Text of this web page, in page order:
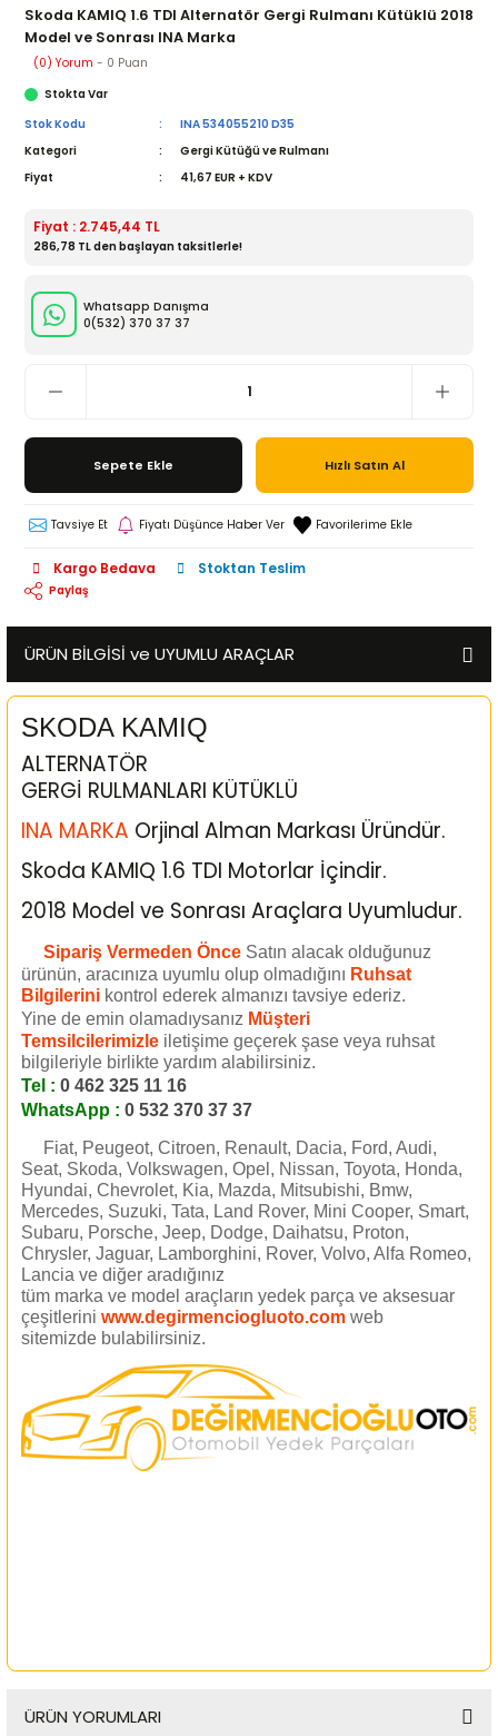
Skoda KAMIQ 1.6 TDI Alternatör Gergi Rulmanı Kütüklü 2018
Model ve Sonrası INA Marka
(0) Yorum - 0 Puan
Stokta Var
Stok Kodu
INA 534055210 D35
Kategori
Gergi Kütüğü ve Rulmanı
Fiyat
41,67 EUR + KDV
Fiyat : 2.745,44 TL
286,78 TL den başlayan taksitlerle!
Whatsapp Danışma
0(532) 370 37 37
Sepete Ekle Hızlı Satın Al
Tavsiye Et Fiyatı Düşünce Haber Ver
Kargo Bedava Stoktan Teslim
Paylaş
ÜRÜN BİLGİSİ ve UYUMLU ARAÇLAR
SKODA KAMIQ
ALTERNATÖR
GERGİ RULMANLARI KÜTÜKLÜ
INA MARKA Orjinal Alman Markası Üründür.
Skoda KAMIQ 1.6 TDI Motorlar İçindir.
2018 Model ve Sonrası Araçlara Uyumludur.
Sipariş Vermeden Önce Satın alacak olduğunuz
ürünün, aracınıza uyumlu olup olmadığını Ruhsat
Bilgilerini kontrol ederek almanızı tavsiye ederiz.
Yine de emin olamadıysanız Müşteri
Temsilcilerimizle iletişime geçerek şase veya ruhsat
bilgileriyle birlikte yardım alabilirsiniz.
Tel : 0 462 325 11 16
WhatsApp : 0 532 370 37 37
Fiat, Peugeot, Citroen, Renault, Dacia, Ford, Audi,
Seat, Skoda, Volkswagen, Opel, Nissan, Toyota, Honda,
Hyundai, Chevrolet, Kia, Mazda, Mitsubishi, Bmw,
Mercedes, Suzuki, Tata, Land Rover, Mini Cooper, Smart,
Subaru, Porsche, Jeep, Dodge, Daihatsu, Proton,
Chrysler, Jaguar, Lamborghini, Rover, Volvo, Alfa Romeo,
Lancia ve diğer aradığınız
tüm marka ve model araçların yedek parça ve aksesuar
çeşitlerini www.degirmenciogluoto.com web
sitemizde bulabilirsiniz.
ÜRÜN YORUMLARI